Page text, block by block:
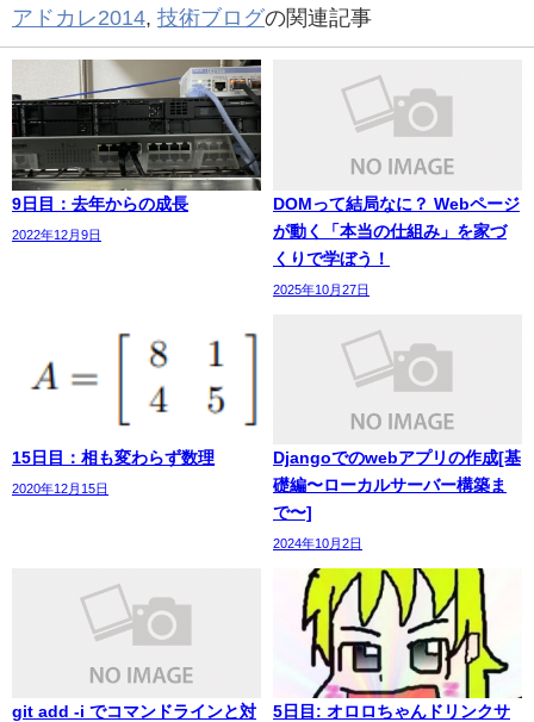
アドカレ2014, 技術ブログの関連記事
9日目：去年からの成長
2022年12月9日
DOMって結局なに？ Webページ
が動く「本当の仕組み」を家づ
くりで学ぼう！
2025年10月27日
15日目：相も変わらず数理
2020年12月15日
Djangoでのwebアプリの作成[基
礎編〜ローカルサーバー構築ま
で〜]
2024年10月2日
git add -i でコマンドラインと対
5日目: オロロちゃんドリンクサ